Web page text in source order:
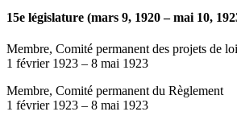
15e législature (mars 9, 1920 – mai 10,
Membre, Comité permanent des projets de
1 février 1923 – 8 mai 1923
Membre, Comité permanent du Règlement
1 février 1923 – 8 mai 1923